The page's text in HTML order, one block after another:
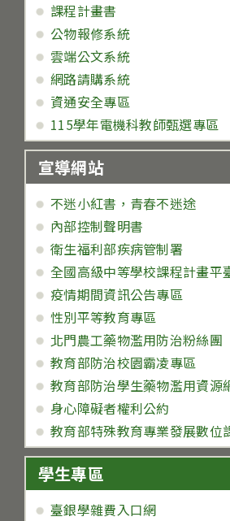
課程計畫書
公物報修系統
雲端公文系統
網路請購系統
資通安全專區
115學年電機科教師甄選專區
宣導網站
不迷小紅書，青春不迷途
內部控制聲明書
衛生福利部疾病管制署
全國高級中等學校課程計畫平
疫情期間資訊公告專區
性別平等教育專區
北門農工藥物濫用防治粉絲團
教育部防治校園霸凌專區
教育部防治學生藥物濫用資源
身心障礙者權利公約
教育部特殊教育專業發展數位
學生專區
臺銀學雜費入口網